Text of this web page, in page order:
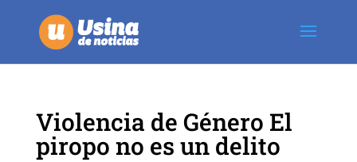
Violencia de Género El
piropo no es un delito